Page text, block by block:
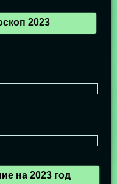
2023
на 2023 год